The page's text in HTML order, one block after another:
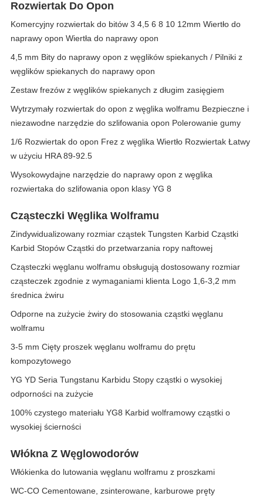
Rozwiertak Do Opon
Komercyjny rozwiertak do bitów 3 4,5 6 8 10 12mm Wiertło do
naprawy opon Wiertła do naprawy opon
4,5 mm Bity do naprawy opon z węglików spiekanych / Pilniki z
węglików spiekanych do naprawy opon
Zestaw frezów z węglików spiekanych z długim zasięgiem
Wytrzymały rozwiertak do opon z węglika wolframu Bezpieczne i
niezawodne narzędzie do szlifowania opon Polerowanie gumy
1/6 Rozwiertak do opon Frez z węglika Wiertło Rozwiertak Łatwy
w użyciu HRA 89-92.5
Wysokowydajne narzędzie do naprawy opon z węglika
rozwiertaka do szlifowania opon klasy YG 8
Cząsteczki Węglika Wolframu
Zindywidualizowany rozmiar cząstek Tungsten Karbid Cząstki
Karbid Stopów Cząstki do przetwarzania ropy naftowej
Cząsteczki węglanu wolframu obsługują dostosowany rozmiar
cząsteczek zgodnie z wymaganiami klienta Logo 1,6-3,2 mm
średnica żwiru
Odporne na zużycie żwiry do stosowania cząstki węglanu
wolframu
3-5 mm Cięty proszek węglanu wolframu do prętu
kompozytowego
YG YD Seria Tungstanu Karbidu Stopy cząstki o wysokiej
odporności na zużycie
100% czystego materiału YG8 Karbid wolframowy cząstki o
wysokiej ścierności
Włókna Z Węglowodorów
Włókienka do lutowania węglanu wolframu z proszkami
WC-CO Cementowane, zsinterowane, karburowe pręty